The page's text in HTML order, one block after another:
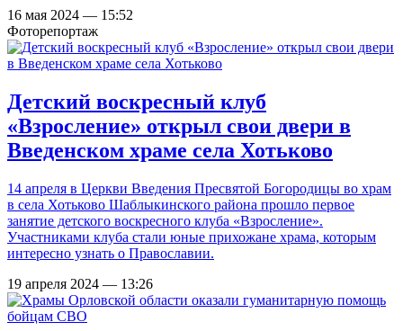
16 мая 2024 — 15:52
Фоторепортаж
Детский воскресный клуб
«Взросление» открыл свои двери в
Введенском храме села Хотьково
14 апреля в Церкви Введения Пресвятой Богородицы во храм
в села Хотьково Шаблыкинского района прошло первое
занятие детского воскресного клуба «Взросление».
Участниками клуба стали юные прихожане храма, которым
интересно узнать о Православии.
19 апреля 2024 — 13:26